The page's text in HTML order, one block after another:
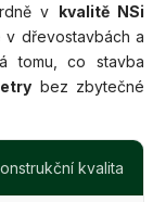
v kvalitě NSi
v dřevostavbách a
tomu, co stavba
bez zbytečné
kvalita